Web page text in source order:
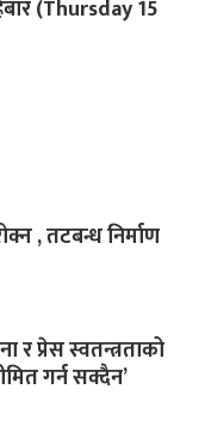
(Thursday 15
, तटबन्ध निर्माण
र प्रेस स्वतन्त्रताको
गर्न सक्दैन’